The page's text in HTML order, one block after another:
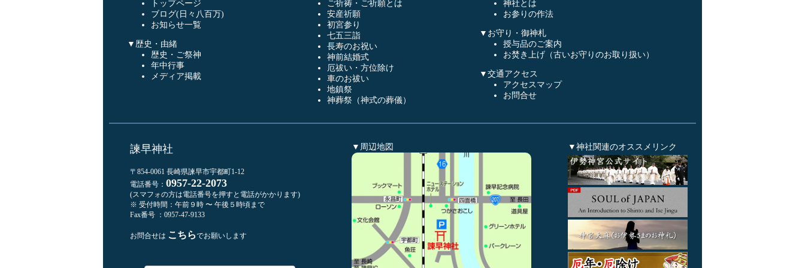
トップページ
ブログ(日々八百万)
お知らせ一覧
▼歴史・由緒
歴史・ご祭神
年中行事
メディア掲載
ご祈祷・ご祈願とは
安産祈願
初宮参り
七五三詣
長寿のお祝い
神前結婚式
厄祓い・方位除け
車のお祓い
地鎮祭
神葬祭（神式の葬儀）
神社とは
お参りの作法
▼お守り・御神札
授与品のご案内
お焚き上げ（古いお守りのお取り扱い）
▼交通アクセス
アクセスマップ
お問合せ
諫早神社
〒854-0061 長崎県諫早市宇都町1-12
電話番号： 0957-22-2073
(スマフォの方は電話番号を押すと電話がかかります)
※ 受付時間：午前９時 〜 午後５時頃まで
Fax番号 ：0957-47-9133
お問合せは こちらでお願いします
▼周辺地図 ▼神社関連のオススメリンク